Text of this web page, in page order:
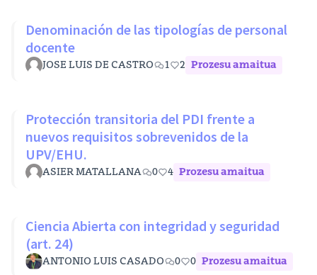
Denominación de las tipologías de personal
docente
JOSE LUIS DE CASTRO 1 2 Prozesu amaitua
Protección transitoria del PDI frente a
nuevos requisitos sobrevenidos de la
UPV/EHU.
ASIER MATALLANA 0 4 Prozesu amaitua
Ciencia Abierta con integridad y seguridad
(art. 24)
ANTONIO LUIS CASADO 0 0 Prozesu amaitua